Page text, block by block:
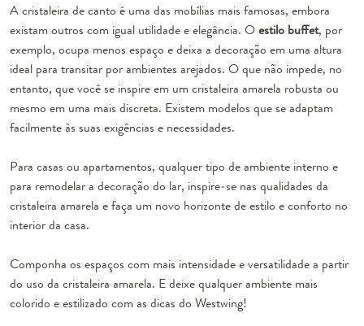
Acristaleira de canto é uma das mobílias mais famosas, embora
existam outros com igual utilidade e elegância. Oestilo buffet, por
exemplo, ocupa menos espaço e deixa a decoração em uma altura
ideal para transitar por ambientes arejados. O que não impede, no
entanto, que você se inspire em um cristaleira amarela robusta ou
mesmo em uma mais discreta. Existem modelos que se adaptam
facilmente às suas exigências e necessidades.
Para casas ou apartamentos, qualquer tipo de ambiente interno e
para remodelar a decoração do lar, inspire-se nas qualidades da
cristaleira amarela e faça um novo horizonte de estilo e conforto no
interior da casa.
Componha os espaços com mais intensidade e versatilidade a partir
do uso da cristaleira amarela. Edeixe qualquer ambiente mais
colorido e estilizado com as dicas do Westwing!